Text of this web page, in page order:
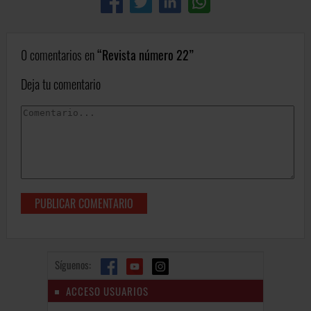
0 comentarios en Revista número 22
Deja tu comentario
Síguenos:
ACCESO USUARIOS